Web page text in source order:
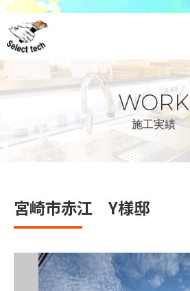
WORK
施工実績
宮崎市赤江 Y様邸